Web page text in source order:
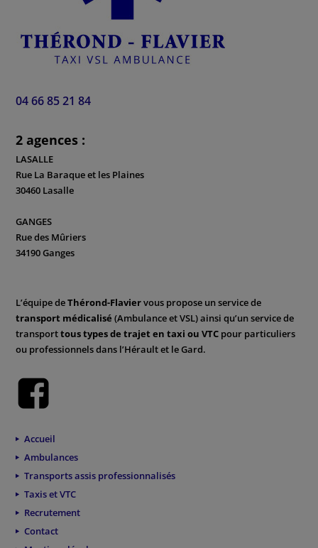
04 66 85 21 84
2 agences :
LASALLE
Rue La Baraque et les Plaines
30460 Lasalle
GANGES
Rue des Mûriers
34190 Ganges
L’équipe deThérond-Flaviervous propose un service de
transport médicalisé (Ambulance et VSL) ainsi qu’un service de
transporttous types de trajet en taxi ou VTC pour particuliers
ou professionnels dans l’Hérault et le Gard.
Accueil
Ambulances
Transports assis professionnalisés
Taxis et VTC
Recrutement
Contact